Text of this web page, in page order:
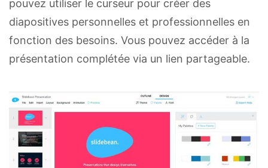
pouvez utiliser le curseur pour créer des
diapositives personnelles et professionnelles en
fonction des besoins. Vous pouvez accéder à la
présentation complétée via un lien partageable.